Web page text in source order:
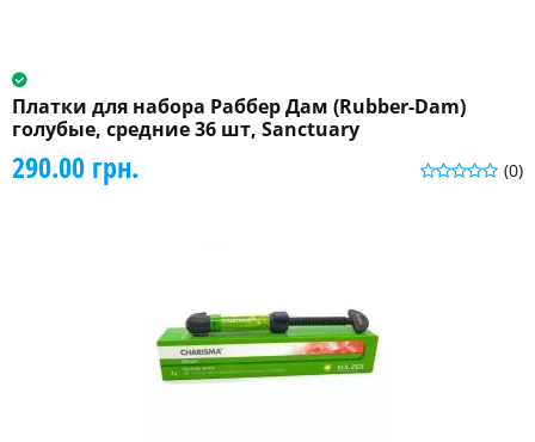
Платки для набора Раббер Дам (Rubber-Dam)
голубые, средние 36 шт, Sanctuary
(0)
290.00 грн.